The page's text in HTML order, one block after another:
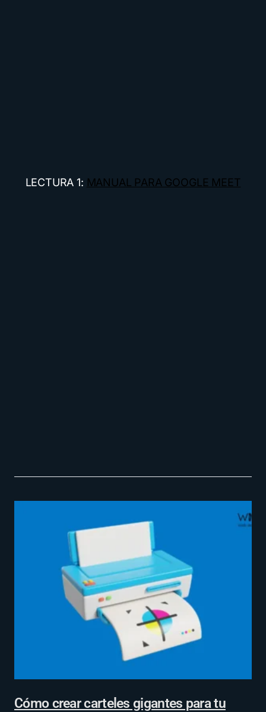
LECTURA 1: MANUAL PARA GOOGLE MEET
Cómo crear carteles gigantes para tu